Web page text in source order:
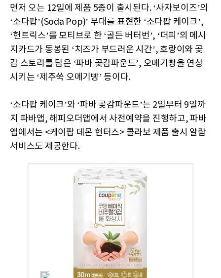
먼저 오는 12일에 제품 5종이 출시된다. ‘사자보이즈’의
‘소다팝’(Soda Pop)’ 무대를 표현한 ‘소다팝 케이크’,
‘헌트릭스’를 모티브로 한 ‘골든 버터번’, ‘더피’의 메시
지카드가 동봉된 ‘치즈가 부드러운 시간’, 호랑이와 곶
감 스토리를 담은 ‘파바 곶감파운드’, 오메기빵을 연상
시키는 ‘제주쑥 오메기빵’ 등이다.
‘소다팝 케이크’와 ‘파바 곶감파운드’는 2일부터 9일까
지 파바앱, 해피오더앱에서 사전예약을 진행하고, 파바
앱에서는 <케이팝 데몬 헌터스> 콜라보 제품 출시 알람
서비스도 제공한다.